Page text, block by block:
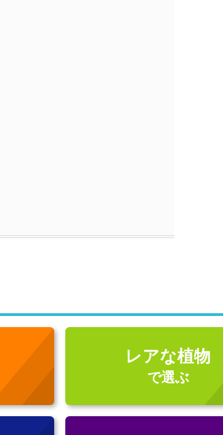
レアな植物
で選ぶ